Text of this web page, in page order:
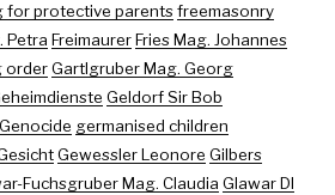
for protective parentsfreemasonry
Petra FreimaurerFries Mag. Johannes
orderGartlgruber Mag. Georg
Geldorf Sir Bob
Genocide germanised children
Gewessler Leonore Gilbers
Fuchsgruber Mag. Claudia Glawar DI